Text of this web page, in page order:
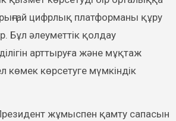
цифрлық платформаны құру
Бұл әлеуметтік қолдау
арттыруға және мұқтаж
көмек көрсетуге мүмкіндік
жұмыспен қамту сапасын